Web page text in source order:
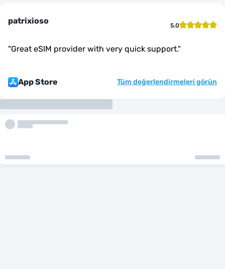
patrixioso 5.0
"Great eSIM provider with very quick support."
App Store Tüm değerlendirmeleri görün